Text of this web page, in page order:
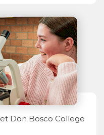
Don Bosco College